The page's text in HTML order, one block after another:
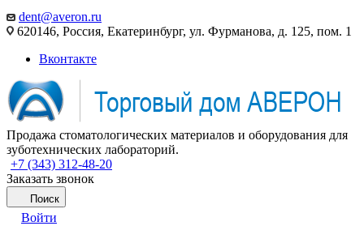
dent@averon.ru
620146, Россия, Екатеринбург, ул. Фурманова, д. 125, пом. 1
Вконтакте
Продажа стоматологических материалов и оборудования для
зуботехнических лабораторий.
+7 (343) 312-48-20
Заказать звонок
Поиск
Войти